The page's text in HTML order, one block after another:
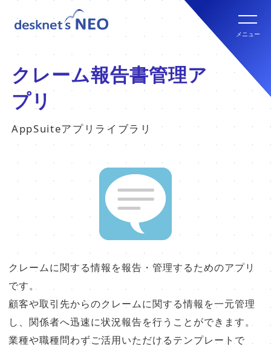
メニュー
クラウド版の特長
パッケージ版の特長
クラウド版・パッケージ版比較
他社グループウェアからの乗換 hot!
ご利用環境について
クラウド版の動作環境
パッケージ版の動作環境
全文検索システム Neuron ES
連携ツール
クラウド版連携ツール
パッケージ版連携ツール
パッケージ版ライセンス価格
パッケージ版年間サポート
パッケージ版ご購入の流れ
販売パートナー
販売パートナー⼀覧
AppSuiteインテグレーター
クレーム報告書管理ア
プリ
AppSuiteアプリライブラリ
クレームに関する情報を報告・管理するためのアプリ
です。
顧客や取引先からのクレームに関する情報を一元管理
し、関係者へ迅速に状況報告を行うことができます。
業種や職種問わずご活用いただけるテンプレートで